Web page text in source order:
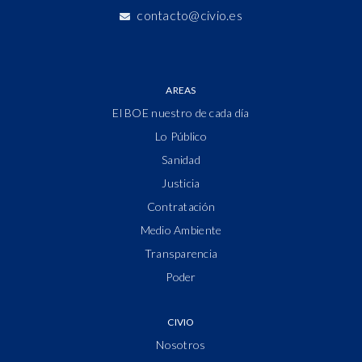
contacto@civio.es
AREAS
El BOE nuestro de cada día
Lo Público
Sanidad
Justicia
Contratación
Medio Ambiente
Transparencia
Poder
CIVIO
Nosotros